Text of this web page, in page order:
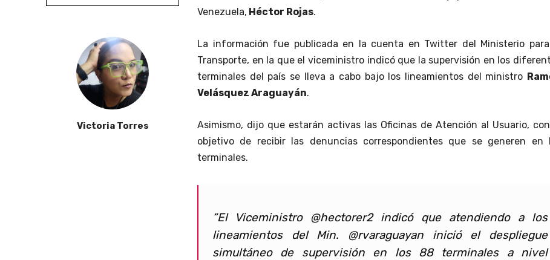
Victoria Torres
Venezuela, Héctor Rojas.
La información fue publicada en la cuenta en Twitter del Ministerio para
Transporte, en la que el viceministro indicó que la supervisión en los
terminales del país se lleva a cabo bajo los lineamientos del ministro
Velásquez Araguayán.
Asimismo, dijo que estarán activas las Oficinas de Atención al Usuario, con
objetivo de recibir las denuncias correspondientes que se generen en
terminales.
“El Viceministro @hectorer2 indicó que atendiendo a los
lineamientos del Min. @rvaraguayan inició el despliegue
simultáneo de supervisión en los 88 terminales a nivel